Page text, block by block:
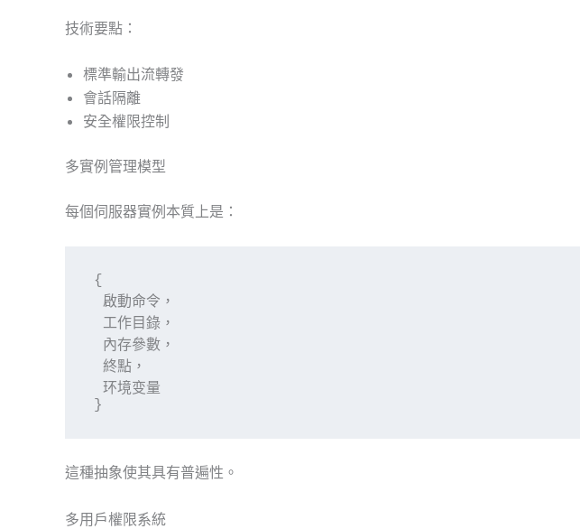
技術要點：
標準輸出流轉發
會話隔離
安全權限控制
多實例管理模型
每個伺服器實例本質上是：
{
}
這種抽象使其具有普遍性。
多用戶權限系統